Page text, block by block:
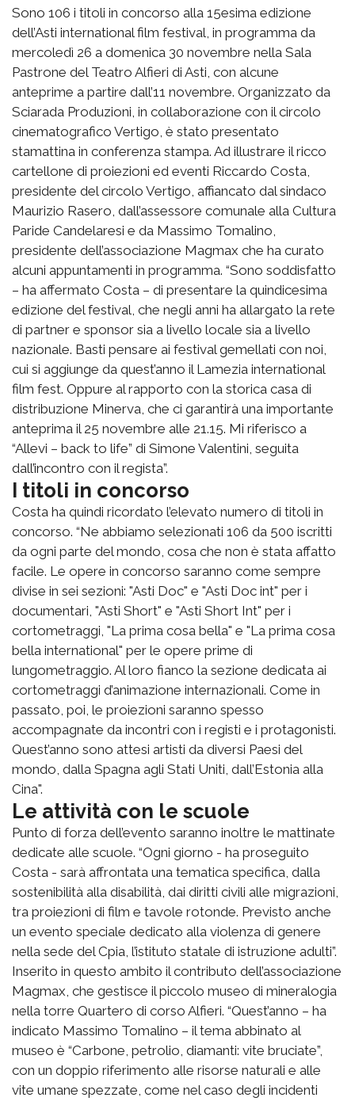
Sono 106 i titoli in concorso alla 15esima edizione
dell’Asti international film festival, in programma da
mercoledì 26 a domenica 30 novembre nella Sala
Pastrone del Teatro Alfieri di Asti, con alcune
anteprime a partire dall’11 novembre. Organizzato da
Sciarada Produzioni, in collaborazione con il circolo
cinematografico Vertigo, è stato presentato
stamattina in conferenza stampa. Ad illustrare il ricco
cartellone di proiezioni ed eventi Riccardo Costa,
presidente del circolo Vertigo, affiancato dal sindaco
Maurizio Rasero, dall’assessore comunale alla Cultura
Paride Candelaresi e da Massimo Tomalino,
presidente dell’associazione Magmax che ha curato
alcuni appuntamenti in programma. “Sono soddisfatto
– ha affermato Costa – di presentare la quindicesima
edizione del festival, che negli anni ha allargato la rete
di partner e sponsor sia a livello locale sia a livello
nazionale. Basti pensare ai festival gemellati con noi,
cui si aggiunge da quest’anno il Lamezia international
film fest. Oppure al rapporto con la storica casa di
distribuzione Minerva, che ci garantirà una importante
anteprima il 25 novembre alle 21.15. Mi riferisco a
“Allevi – back to life” di Simone Valentini, seguita
dall’incontro con il regista”.
I titoli in concorso
Costa ha quindi ricordato l’elevato numero di titoli in
concorso. “Ne abbiamo selezionati 106 da 500 iscritti
da ogni parte del mondo, cosa che non è stata affatto
facile. Le opere in concorso saranno come sempre
divise in sei sezioni: "Asti Doc" e "Asti Doc int" per i
documentari, "Asti Short" e "Asti Short Int" per i
cortometraggi, "La prima cosa bella" e "La prima cosa
bella international" per le opere prime di
lungometraggio. Al loro fianco la sezione dedicata ai
cortometraggi d’animazione internazionali. Come in
passato, poi, le proiezioni saranno spesso
accompagnate da incontri con i registi e i protagonisti.
Quest’anno sono attesi artisti da diversi Paesi del
mondo, dalla Spagna agli Stati Uniti, dall’Estonia alla
Cina".
Le attività con le scuole
Punto di forza dell’evento saranno inoltre le mattinate
dedicate alle scuole. “Ogni giorno - ha proseguito
Costa - sarà affrontata una tematica specifica, dalla
sostenibilità alla disabilità, dai diritti civili alle migrazioni,
tra proiezioni di film e tavole rotonde. Previsto anche
un evento speciale dedicato alla violenza di genere
nella sede del Cpia, l’istituto statale di istruzione adulti”.
Inserito in questo ambito il contributo dell’associazione
Magmax, che gestisce il piccolo museo di mineralogia
nella torre Quartero di corso Alfieri. “Quest’anno – ha
indicato Massimo Tomalino – il tema abbinato al
museo è “Carbone, petrolio, diamanti: vite bruciate”,
con un doppio riferimento alle risorse naturali e alle
vite umane spezzate, come nel caso degli incidenti